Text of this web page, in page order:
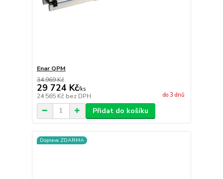
Enar QPM
34 969 Kč
29 724 Kč/ks
24 565 Kč bez DPH do 3 dnů
Přidat do košíku
Doprava ZDARMA